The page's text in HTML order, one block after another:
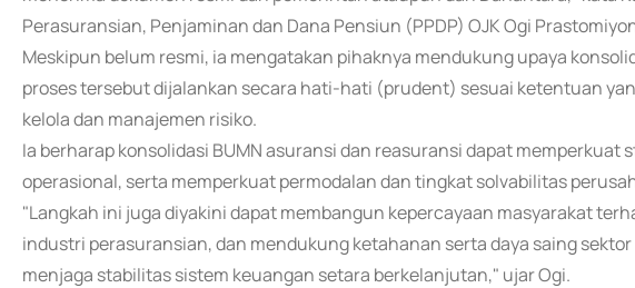
Perasuransian, Penjaminan dan Dana Pensiun (PPDP) OJK Ogi
Meskipun belum resmi, ia mengatakan pihaknya mendukung upaya
proses tersebut dijalankan secara hati-hati (prudent) sesuai ketentuan
kelola dan manajemen risiko.
Ia berharap konsolidasi BUMN asuransi dan reasuransi dapat
operasional, serta memperkuat permodalan dan tingkat solvabilitas
"Langkah ini juga diyakini dapat membangun kepercayaan masyarakat
industri perasuransian, dan mendukung ketahanan serta daya saing
menjaga stabilitas sistem keuangan setara berkelanjutan," ujar Ogi.